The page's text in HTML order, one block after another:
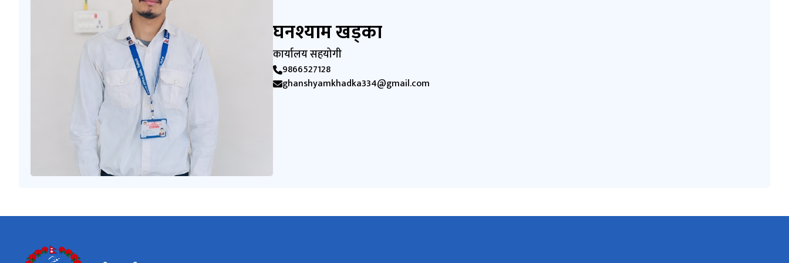
घनश्याम खड्का
कार्यालय सहयोगी
9866527128
ghanshyamkhadka334@gmail.com